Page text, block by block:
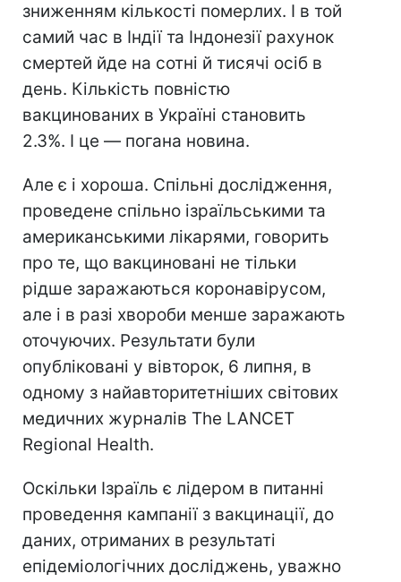
зниженням кількості померлих. І в той
самий час в Індії та Індонезії рахунок
смертей йде на сотні й тисячі осіб в
день. Кількість повністю
вакцинованих в Україні становить
2.3%. І це — погана новина.
Але є і хороша. Спільні дослідження,
проведене спільно ізраїльськими та
американськими лікарями, говорить
про те, що вакциновані не тільки
рідше заражаються коронавірусом,
але і в разі хвороби менше заражають
оточуючих. Результати були
опубліковані у вівторок, 6 липня, в
одному з найавторитетніших світових
медичних журналів The LANCET
Regional Health.
Оскільки Ізраїль є лідером в питанні
проведення кампанії з вакцинації, до
даних, отриманих в результаті
епідеміологічних досліджень, уважно